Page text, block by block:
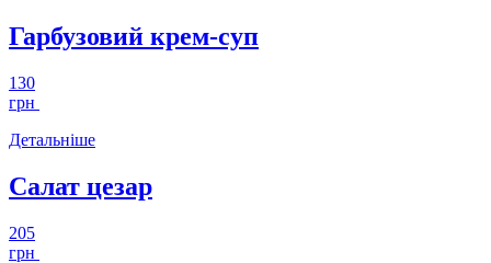
Гарбузовий крем-суп
130
грн
Детальніше
Салат цезар
205
грн